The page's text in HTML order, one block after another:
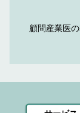
顧問産業医